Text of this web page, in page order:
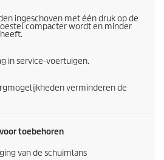
ingeschoven met één druk op de
compacter wordt en minder
in service-voertuigen.
verminderen de
toebehoren
van de schuimlans